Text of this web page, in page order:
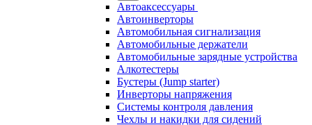
Автоаксессуары
Автоинверторы
Автомобильная сигнализация
Автомобильные держатели
Автомобильные зарядные устройства
Алкотестеры
Бустеры (Jump starter)
Инверторы напряжения
Системы контроля давления
Чехлы и накидки для сидений